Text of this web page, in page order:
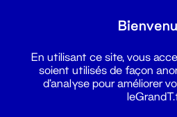
En utilisant ce site, vous
soient utilisés de façon
d'analyse pour améliorer